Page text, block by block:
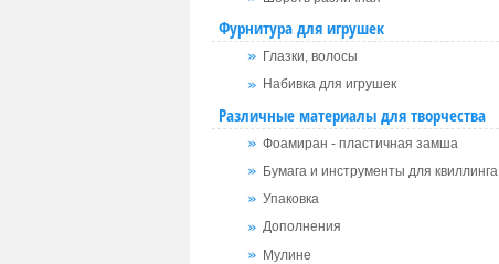
Фурнитура для игрушек
Глазки, волосы
Набивка для игрушек
Различные материалы для творчества
Фоамиран - пластичная замша
Бумага и инструменты для квиллинга
Упаковка
Дополнения
Мулине